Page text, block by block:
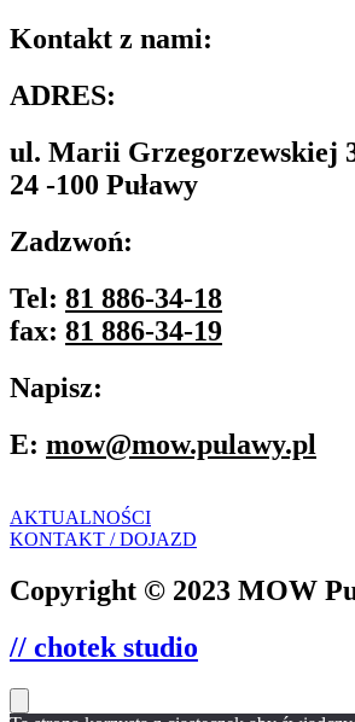
Kontakt z nami:
ADRES:
ul. Marii Grzegorzewskiej
24 -100 Puławy
Zadzwoń:
Tel: 81 886-34-18
fax: 81 886-34-19
Napisz:
E: mow@mow.pulawy.pl
AKTUALNOŚCI
KONTAKT / DOJAZD
Copyright © 2023 MOW
// chotek studio